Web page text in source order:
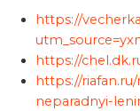
https://
https://
https://
neparadnyi-